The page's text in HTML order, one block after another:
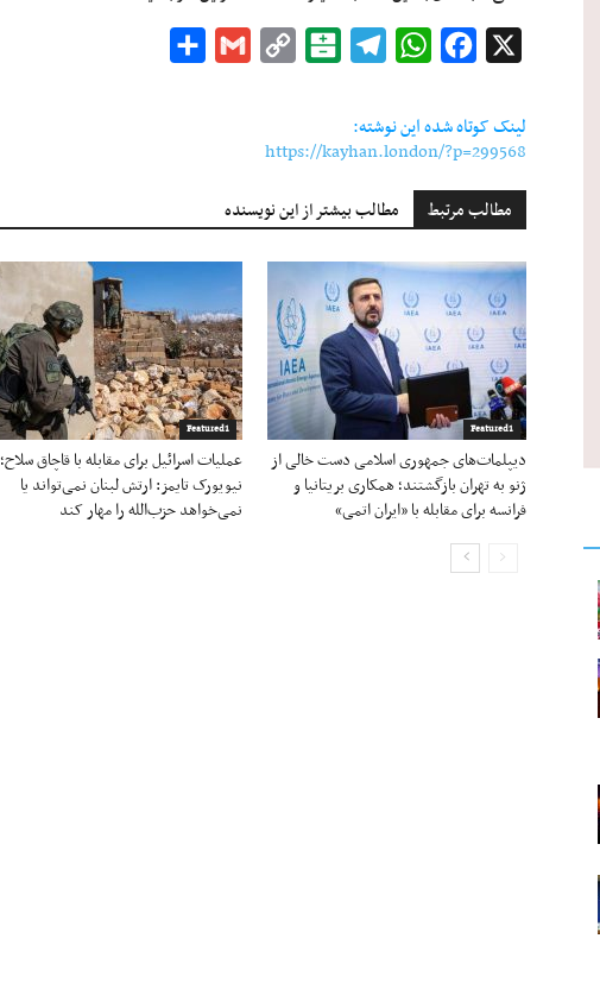
Facebook
WhatsApp
Telegram
Balatarin
Copy
Gmail
لینک کوتاه شده این نوشته:
https://kayhan.london/?p=299568
مطالب مرتبط مطالب بیشتر از این نویسنده
Featured1
عملیات اسرائیل برای مقابله با قاچاق سلاح؛
نیویورک تایمز: ارتش لبنان نمی‌تواند یا
نمی‌خواهد حزب‌الله را مهار کند
Featured1
دیپلمات‌های جمهوری اسلامی دست خالی از
ژنو به تهران بازگشتند؛ همکاری بریتانیا و
فرانسه برای مقابله با «ایران اتمی»